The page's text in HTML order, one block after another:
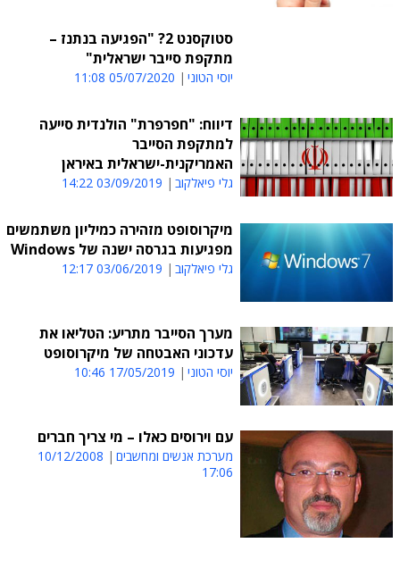
סטוקסנט 2? "הפגיעה בנתנז –
מתקפת סייבר ישראלית"
יוסי הטוני 05/07/2020 11:08
דיווח: "חפרפרת" הולנדית סייעה
למתקפת הסייבר
האמריקנית-ישראלית באיראן
גלי פיאלקוב 03/09/2019 14:22
מיקרוסופט מזהירה כמיליון משתמשים
מפגיעות בגרסה ישנה של Windows
גלי פיאלקוב 03/06/2019 12:17
מערך הסייבר מתריע: הטליאו את
עדכוני האבטחה של מיקרוסופט
יוסי הטוני 17/05/2019 10:46
עם וירוסים כאלו – מי צריך חברים
מערכת אנשים ומחשבים
10/12/2008
17:06